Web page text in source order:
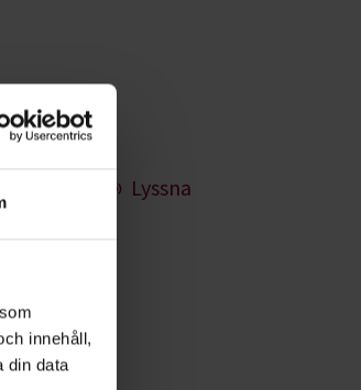
innehåll,
din data
Lyssna